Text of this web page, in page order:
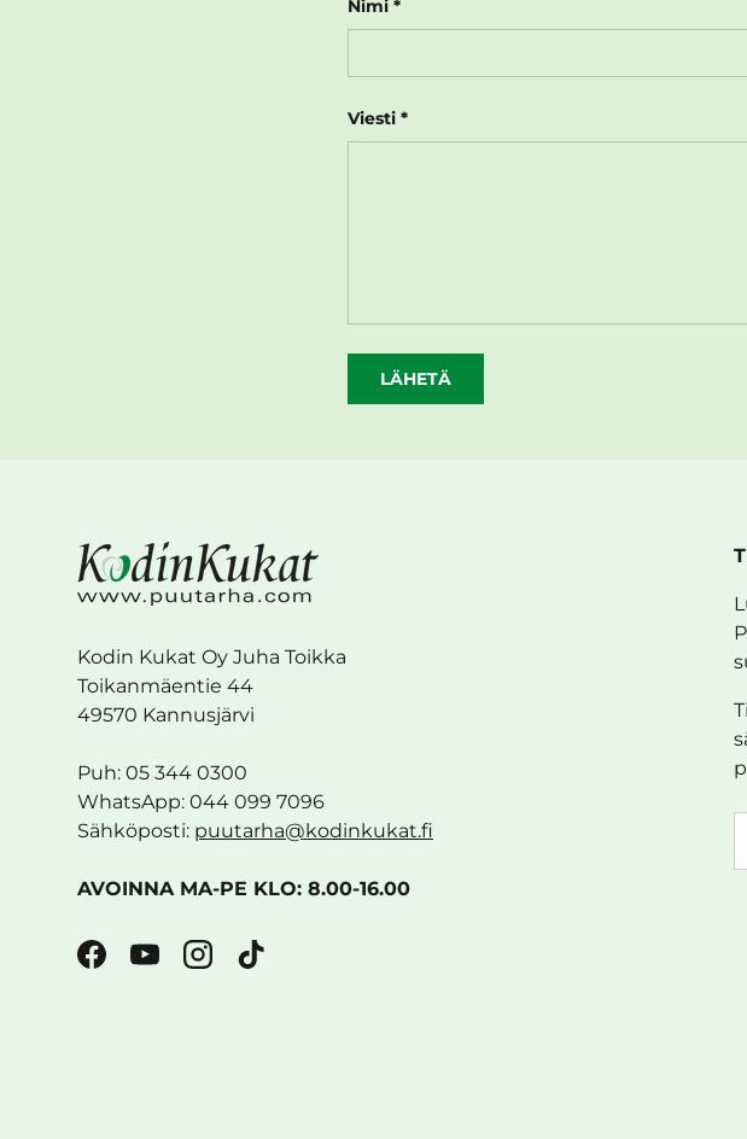
Nimi
Viesti
LÄHETÄ
Kodin Kukat Oy Juha Toikka
Toikanmäentie 44
49570 Kannusjärvi
Puh: 05 344 0300
WhatsApp: 044 099 7096
Sähköposti: puutarha@kodinkukat.fi
AVOINNA MA-PE KLO: 8.00-16.00
Facebook
YouTubeInstagram
TikTok